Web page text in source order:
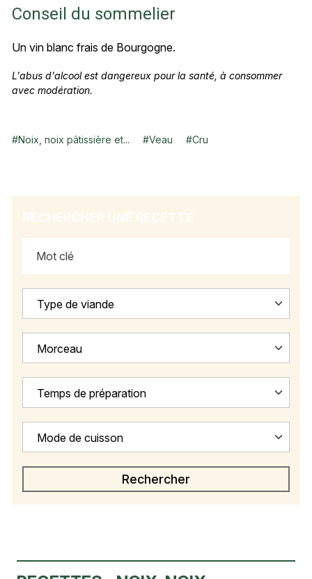
Conseil du sommelier
Un vin blanc frais de Bourgogne.
L'abus d'alcool est dangereux pour la santé, à consommer
avec modération.
#Noix, noix pâtissière et... #Veau #Cru
Type de viande
Morceau
Temps de préparation
Mode de cuisson